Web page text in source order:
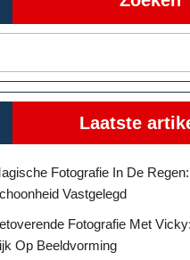
Laatste
Fotografie In De
Vastgelegd
Fotografie Met
Op Beeldvorming